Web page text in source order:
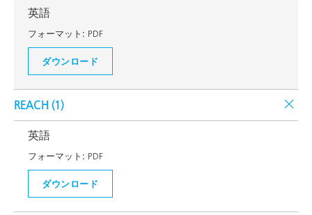
英語
フォーマット: PDF
ダウンロード
REACH (1)
英語
フォーマット: PDF
ダウンロード